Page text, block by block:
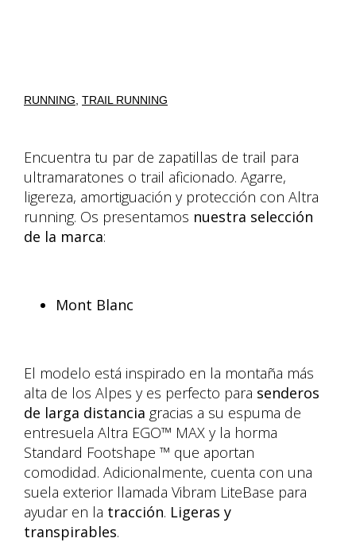
RUNNING TRAIL RUNNING
Encuentra tu par de zapatillas de trail para
ultramaratones o trail aficionado. Agarre,
ligereza, amortiguación y protección con Altra
running. Os presentamos nuestra selección
de la marca:
Mont Blanc
El modelo está inspirado en la montaña más
alta de los Alpes y es perfecto para senderos
de larga distancia gracias a su espuma de
entresuela Altra EGO™ MAX y la horma
Standard Footshape ™ que aportan
comodidad. Adicionalmente, cuenta con una
suela exterior llamada Vibram LiteBase para
ayudar en la tracción. Ligeras y
transpirables.